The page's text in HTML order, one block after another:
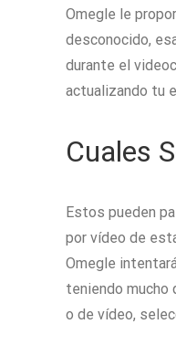
Omegle le
desconocido,
durante el
actualizando tu
Cuales
Estos pueden
por vídeo de
Omegle
teniendo mucho
o de vídeo,